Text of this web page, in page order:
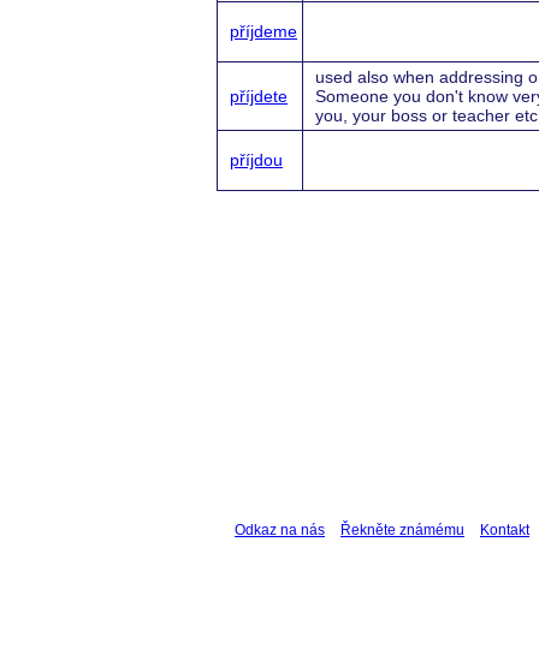
příjdeme
příjdete
used also when addressing
Someone you don't know
you, your boss or teacher
příjdou
Odkaz na nás Řekněte známému Kontakt